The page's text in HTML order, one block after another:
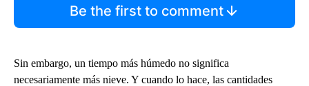
Be the first to comment
Sin embargo, un tiempo más húmedo no significa
necesariamente más nieve. Y cuando lo hace, las cantidades